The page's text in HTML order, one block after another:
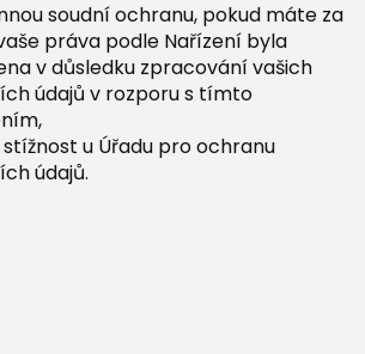
soudní ochranu, pokud máte za
práva podle Nařízení byla
v důsledku zpracování vašich
údajů v rozporu s tímto
u Úřadu pro ochranu
údajů.